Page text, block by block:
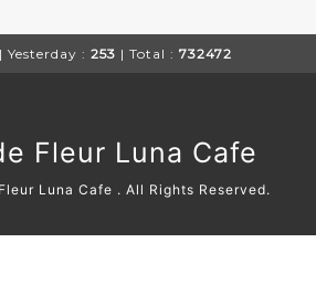
| Yesterday : 253 | Total : 732472
Fleur Luna Cafe
Luna Cafe . All Rights Reserved.